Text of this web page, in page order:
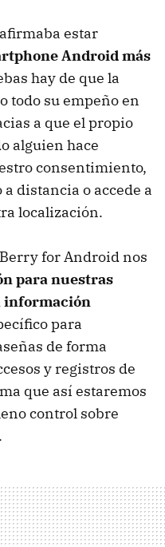
estar
Android más
hay de que la
todo su empeño en
a que el propio
alguien hace
consentimiento,
distancia o accede a
localización.
for Android nos
para nuestras
información
para
de forma
y registros de
que así estaremos
control sobre